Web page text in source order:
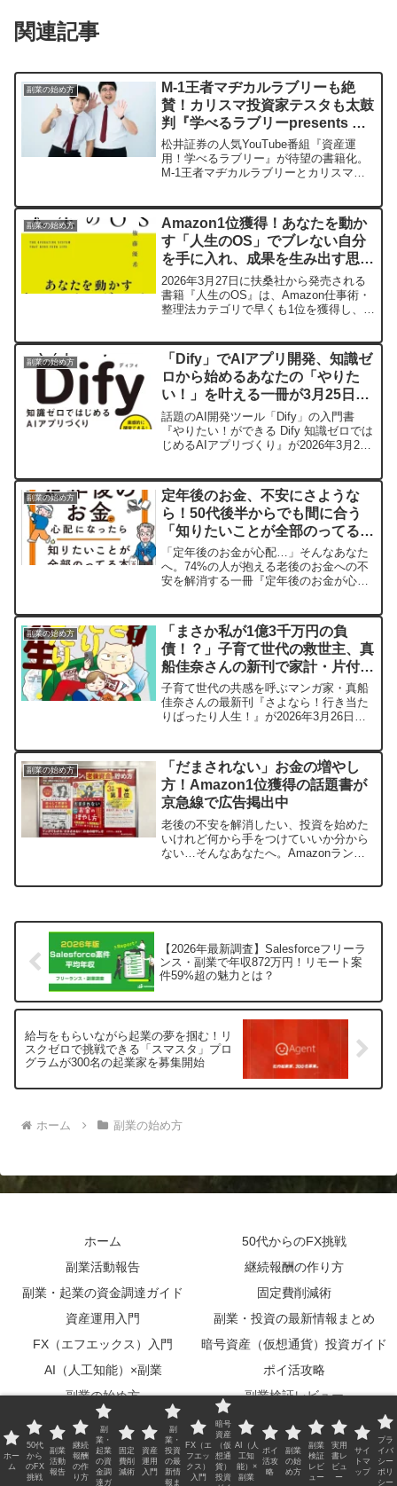
関連記事
副業の始め方
M-1王者マヂカルラブリーも絶
賛！カリスマ投資家テスタも太鼓
判『学べるラブリーpresents 笑
って儲かる マヂ株超入門』で投
資デビュー！
松井証券の人気YouTube番組『資産運
用！学べるラブリー』が待望の書籍化。
M-1王者マヂカルラブリーとカリスマ投
版記念トークイベントも開催決定！
副業の始め方
Amazon1位獲得！あなたを動か
す「人生のOS」でブレない自分
を手に入れ、成果を生み出す思考
法をデザインしよう
2026年3月27日に扶桑社から発売される
書籍『人生のOS』は、Amazon仕事術・
整理法カテゴリで早くも1位を獲得し、注
く、個人の「人生のOS（思考・価値観・
習慣の設計図）」にあると説き、ブレな
い自分を築くための5つの行動原理を提示
します。激変する現代社会で、自分の軸
を見つけ、人生を豊かにデザインしたい
と考える方におすすめの一冊です。
副業の始め方
「Dify」でAIアプリ開発、知識ゼ
ロから始めるあなたの「やりた
い！」を叶える一冊が3月25日に
発売！
話題のAI開発ツール「Dify」の入門書
『やりたい！ができる Dify 知識ゼロでは
じめるAIアプリづくり』が2026年3月25
践的にAIアプリ開発を学べるこの一冊
は、業務効率化や新しいスキル習得を目
指す方におすすめです。
副業の始め方
定年後のお金、不安にさような
ら！50代後半からでも間に合う
「知りたいことが全部のってる
本」で安心を手に入れよう
「定年後のお金が心配…」そんなあなた
へ。74%の人が抱える老後のお金への不
安を解消する一冊『定年後のお金が心配
い方、退職金の増やし方、退職後の働き
方、老後資金の賢いふやし方まで、家計
再生のプロ・横山光昭氏がやさしく解説
します。事例や図解で分かりやすく、今
からでも間に合う具体的なヒントが満載
です。
副業の始め方
「まさか私が1億3千万円の負
債！？」子育て世代の救世主、真
船佳奈さんの新刊で家計・片付
け・料理の悩みをまとめて解決！
子育て世代の共感を呼ぶマンガ家・真船
佳奈さんの最新刊『さよなら！行き当た
りばったり人生！』が2026年3月26日に
基づいた奮闘記と専門家のアドバイスが
満載の一冊です。
副業の始め方
「だまされない」お金の増やし
方！Amazon1位獲得の話題書が
京急線で広告掲出中
老後の不安を解消したい、投資を始めた
いけれど何から手をつけていいか分から
ない…そんなあなたへ。Amazonランキ
られる投資術を、この一冊で学んでみま
【2026年最新調査】Salesforceフリーラ
ンス・副業で年収872万円！リモート案
件59%超の魅力とは？
給与をもらいながら起業の夢を掴む！リ
スクゼロで挑戦できる「スマスタ」プロ
グラムが300名の起業家を募集開始
ホーム 副業の始め方
ホーム
50代からのFX挑戦
副業活動報告
継続報酬の作り方
副業・起業の資金調達ガイド
固定費削減術
資産運用入門
副業・投資の最新情報まとめ
FX（エフエックス）入門
暗号資産（仮想通貨）投資ガイド
AI（人工知能）×副業
ポイ活攻略
副業の始め方
副業検証レビュー
実用書レビュー
サイトマップ
プライバシーポリシー
© 2026 Blog Guide All Rights Reserved.
ホー
ム
50代
から
のFX
挑戦
副業
活動
報告
継続
報酬
の作
り方
副
業・
起業
の資
金調
達ガ
固定
費削
減術
資産
運用
入門
副
業・
投資
の最
新情
報ま
FX（エ
フエッ
クス）
入門
暗号
資産
（仮
想通
貨）
投資
AI（人
工知
能）×
副業
ポイ
活攻
略
副業
の始
め方
副業
検証
レビ
ュー
実用
書レ
ビュ
ー
サイ
トマ
ップ
プラ
イバ
シー
ポリ
シー